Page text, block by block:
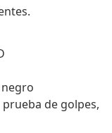
de golpes,